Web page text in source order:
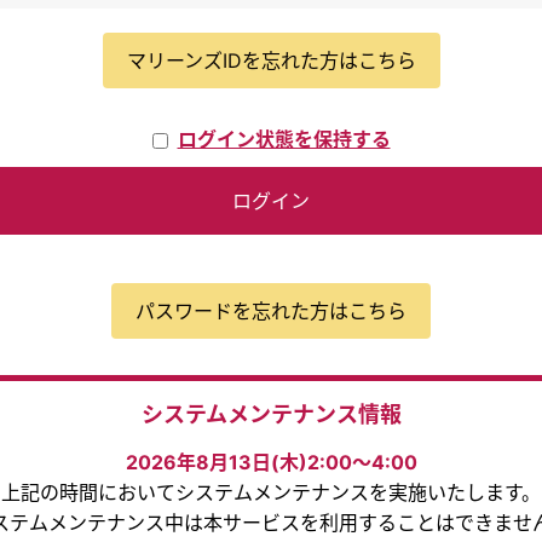
マリーンズIDを忘れた方はこちら
ログイン状態を保持する
ログイン
パスワードを忘れた方はこちら
システムメンテナンス情報
2026年8月13日(木)2:00～4:00
上記の時間においてシステムメンテナンスを実施いたします。
テムメンテナンス中は本サービスを利用することはできませ